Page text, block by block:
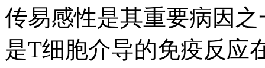
传易感性是其重要病因
是T细胞介导的免疫反应